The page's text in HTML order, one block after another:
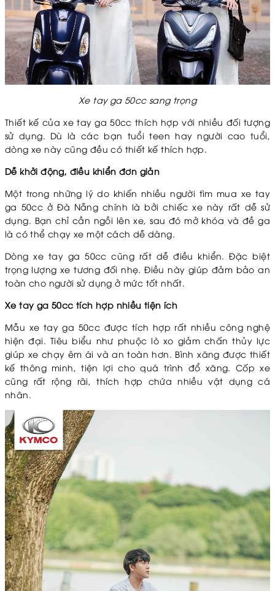
Xe tay ga 50cc sang trọng
Thiết kế của xe tay ga 50cc thích hợp với nhiều đối tượng
sử dụng. Dù là các bạn tuổi teen hay người cao tuổi,
dòng xe này cũng đều có thiết kế thích hợp.
Dễ khởi động, điều khiển đơn giản
Một trong những lý do khiến nhiều người tìm mua xe tay
ga 50cc ở Đà Nẵng chính là bởi chiếc xe này rất dễ sử
dụng. Bạn chỉ cần ngồi lên xe, sau đó mở khóa và đề ga
là có thể chạy xe một cách dễ dàng.
Dòng xe tay ga 50cc cũng rất dễ điều khiển. Đặc biệt
trọng lượng xe tương đối nhẹ. Điều này giúp đảm bảo an
toàn cho người sử dụng ở mức tốt nhất.
Xe tay ga 50cc tích hợp nhiều tiện ích
Mẫu xe tay ga 50cc được tích hợp rất nhiều công nghệ
hiện đại. Tiêu biểu như phuộc lò xo giảm chấn thủy lực
giúp xe chạy êm ái và an toàn hơn. Bình xăng được thiết
kế thông minh, tiện lợi cho quá trình đổ xăng. Cốp xe
cũng rất rộng rãi, thích hợp chứa nhiều vật dụng cá
nhân.